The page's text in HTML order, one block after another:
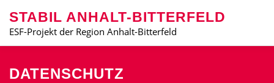
Inhalt
springen
STABIL ANHALT-BITTERFELD
ESF-Projekt der Region Anhalt-Bitterfeld
DAS PROJEKT STABIL
DATENSCHUTZ